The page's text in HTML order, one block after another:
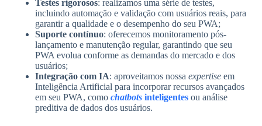
Testes rigorosos: realizamos uma série de testes,
incluindo automação e validação com usuários reais, para
garantir a qualidade e o desempenho do seu PWA;
Suporte contínuo: oferecemos monitoramento pós-
lançamento e manutenção regular, garantindo que seu
PWA evolua conforme as demandas do mercado e dos
usuários;
Integração com IA: aproveitamos nossa expertise em
Inteligência Artificial para incorporar recursos avançados
em seu PWA, como chatbots inteligentes ou análise
preditiva de dados dos usuários.